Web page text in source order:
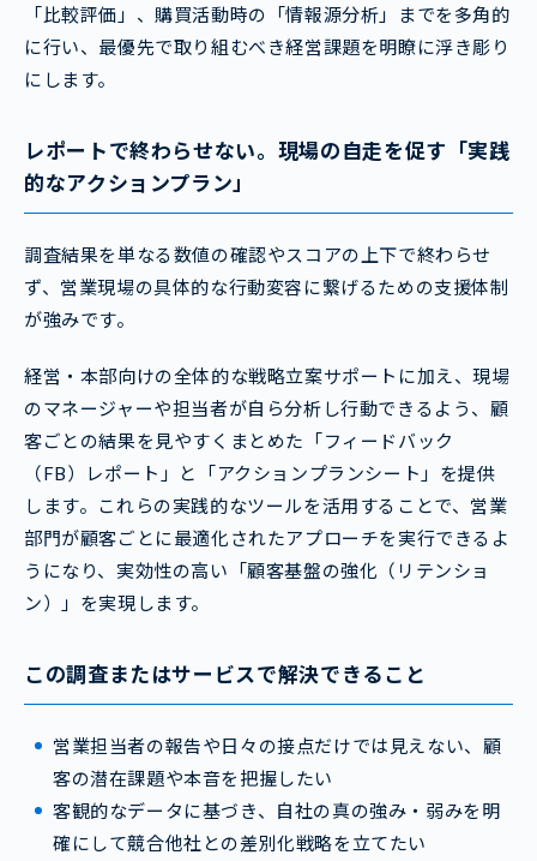
「比較評価」、購買活動時の「情報源分析」までを多角的
に行い、最優先で取り組むべき経営課題を明瞭に浮き彫り
にします。
レポートで終わらせない。現場の自走を促す「実践
的なアクションプラン」
調査結果を単なる数値の確認やスコアの上下で終わらせ
ず、営業現場の具体的な行動変容に繋げるための支援体制
が強みです。
経営・本部向けの全体的な戦略立案サポートに加え、現場
のマネージャーや担当者が自ら分析し行動できるよう、顧
客ごとの結果を見やすくまとめた「フィードバック
（FB）レポート」と「アクションプランシート」を提供
します。これらの実践的なツールを活用することで、営業
部門が顧客ごとに最適化されたアプローチを実行できるよ
うになり、実効性の高い「顧客基盤の強化（リテンショ
ン）」を実現します。
この調査またはサービスで解決できること
営業担当者の報告や日々の接点だけでは見えない、顧
客の潜在課題や本音を把握したい
客観的なデータに基づき、自社の真の強み・弱みを明
確にして競合他社との差別化戦略を立てたい